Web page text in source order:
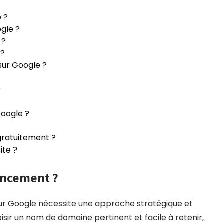
?
?
Google ?
?
?
?
?
Google nécessite une approche stratégique et
un nom de domaine pertinent et facile à retenir,